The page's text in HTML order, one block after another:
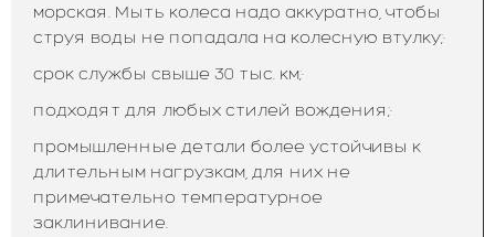
морская. Мыть колеса надо аккуратно, чтобы
струя воды не попадала на колесную втулку;·
срок службы свыше 30 тыс. км;·
подходят для любых стилей вождения;·
промышленные детали более устойчивы к
длительным нагрузкам, для них не
примечательно температурное
заклинивание.